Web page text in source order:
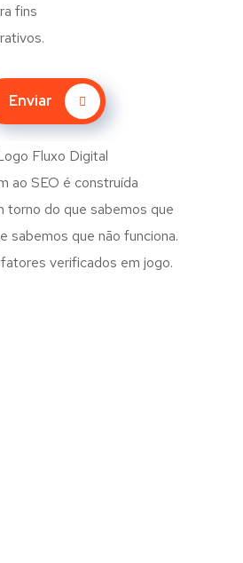
fins
Enviar
ao SEO é construída
torno do que sabemos que
sabemos que não funciona.
verificados em jogo.